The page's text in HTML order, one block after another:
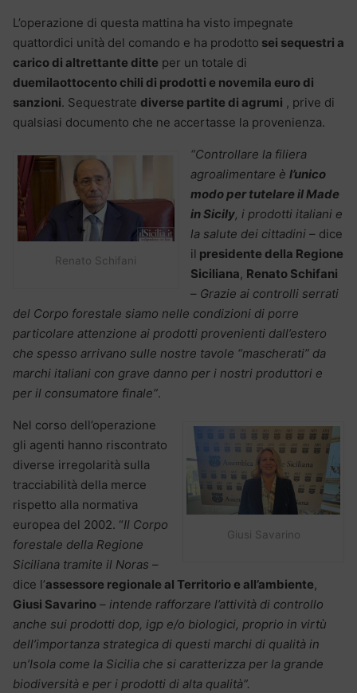
L’operazione di questa mattina ha visto impegnate
quattordici unità del comando e ha prodotto sei sequestri a
carico di altrettante ditte per un totale di
duemilaottocento chili di prodotti e novemila euro di
sanzioni. Sequestrate diverse partite di agrumi , prive di
qualsiasi documento che ne accertasse la provenienza.
Renato Schifani
“Controllare la filiera
agroalimentare è l’unico
modo per tutelare il Made
in Sicily, i prodotti italiani e
la salute dei cittadini – dice
il presidente della Regione
Siciliana, Renato Schifani
– Grazie ai controlli serrati
del Corpo forestale siamo nelle condizioni di porre
particolare attenzione ai prodotti provenienti dall’estero
che spesso arrivano sulle nostre tavole “mascherati” da
marchi italiani con grave danno per i nostri produttori e
per il consumatore finale”.
Giusi Savarino
Nel corso dell’operazione
gli agenti hanno riscontrato
diverse irregolarità sulla
tracciabilità della merce
rispetto alla normativa
europea del 2002. “Il Corpo
forestale della Regione
Siciliana tramite il Noras –
dice l’assessore regionale al Territorio e all’ambiente,
Giusi Savarino – intende rafforzare l’attività di controllo
anche sui prodotti dop, igp e/o biologici, proprio in virtù
dell’importanza strategica di questi marchi di qualità in
un’Isola come la Sicilia che si caratterizza per la grande
biodiversità e per i prodotti di alta qualità”.